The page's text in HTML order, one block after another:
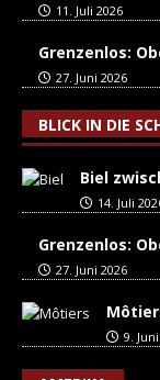
11. Juli 2026
Grenzenlos:
27. Juni 2026
BLICK IN DIE
Biel
14. Juli
Grenzenlos:
27. Juni 2026
9.